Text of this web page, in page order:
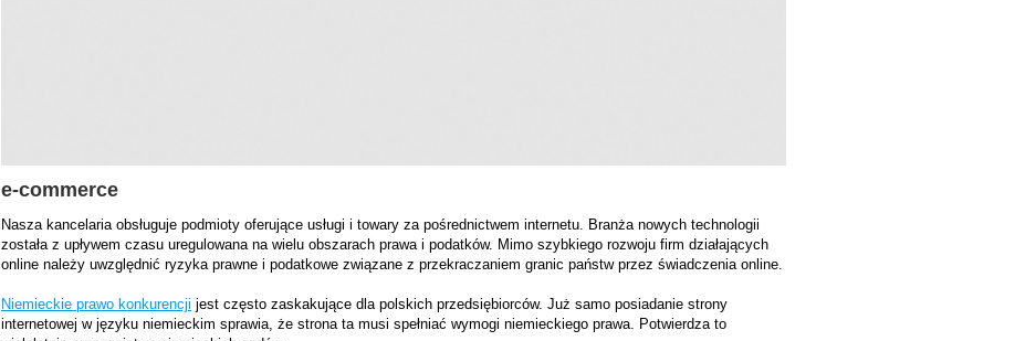
e-commerce
Nasza kancelaria obsługuje podmioty oferujące usługi i towary za pośrednictwem internetu. Branża nowych technologii
została z upływem czasu uregulowana na wielu obszarach prawa i podatków. Mimo szybkiego rozwoju firm działających
online należy uwzględnić ryzyka prawne i podatkowe związane z przekraczaniem granic państw przez świadczenia online.
Niemieckie prawo konkurencji jest często zaskakujące dla polskich przedsiębiorców. Już samo posiadanie strony
internetowej w języku niemieckim sprawia, że strona ta musi spełniać wymogi niemieckiego prawa. Potwierdza to